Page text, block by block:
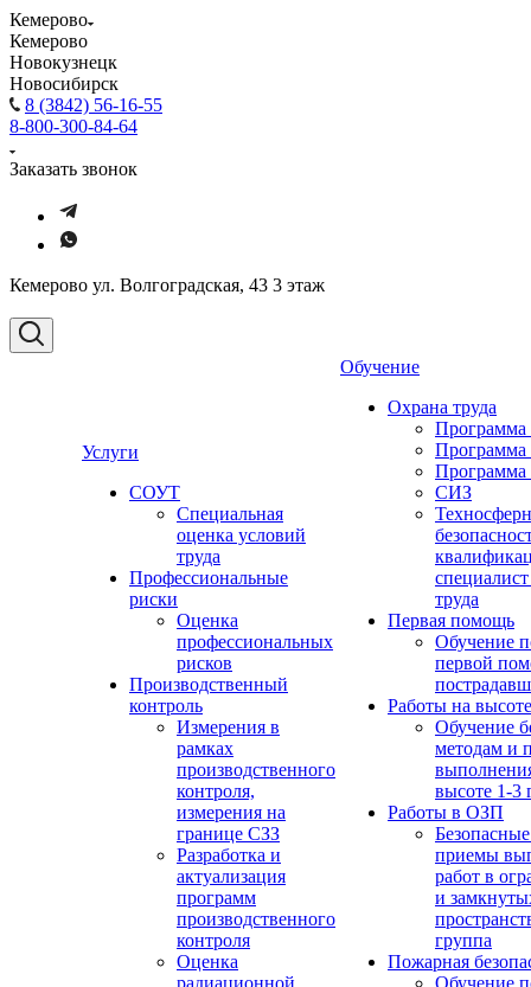
Кемерово
Кемерово
Новокузнецк
Новосибирск
8 (3842) 56-16-55
8-800-300-84-64
Заказать звонок
Кемерово ул. Волгоградская, 43 3 этаж
Услуги
СОУТ
Специальная
оценка условий
труда
Профессиональные
риски
Оценка
профессиональных
рисков
Производственный
контроль
Измерения в
рамках
производственного
контроля,
измерения на
границе СЗЗ
Разработка и
актуализация
программ
производственного
контроля
Оценка
радиационной
Обучение
Охрана труда
Программа
Программа
СИЗ
труда
Первая помощь
Обучение
первой
Работы на высоте
Обучение
методам и
высоте 1-3
Работы в ОЗП
приемы
работ в
и
группа
Пожарная
Обучение